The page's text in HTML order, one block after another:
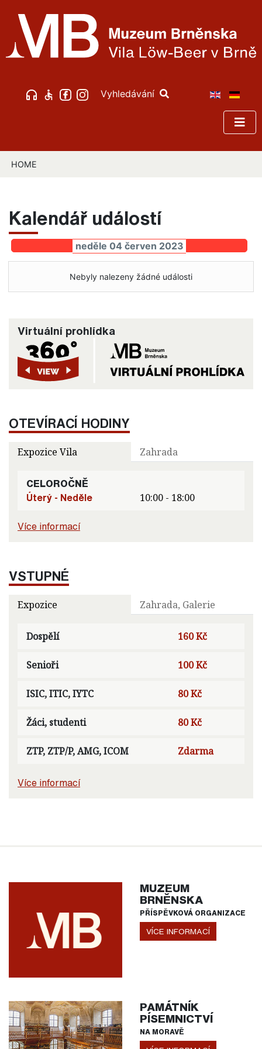
Vyhledávání
HOME
Kalendář událostí
neděle 04 červen 2023
Nebyly nalezeny žádné události
Virtuální prohlídka
OTEVÍRACÍ HODINY
Expozice Vila Zahrada
CELOROČNĚ
Úterý - Neděle
10:00 - 18:00
Více informací
VSTUPNÉ
Expozice Zahrada, Galerie
Dospělí 160 Kč
Senioři 100 Kč
ISIC, ITIC, IYTC 80 Kč
Žáci, studenti 80 Kč
ZTP, ZTP/P, AMG, ICOM Zdarma
Více informací
MUZEUM
BRNĚNSKA
PŘÍSPĚVKOVÁ ORGANIZACE
VÍCE INFORMACÍ
PAMÁTNÍK
PÍSEMNICTVÍ
NA MORAVĚ